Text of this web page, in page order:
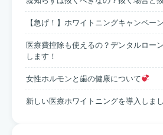
【急げ！】ホワイトニングキャンペー
医療費控除も使えるの？デンタルロー
します！
女性ホルモンと歯の健康について
新しい医療ホワイトニングを導入しま